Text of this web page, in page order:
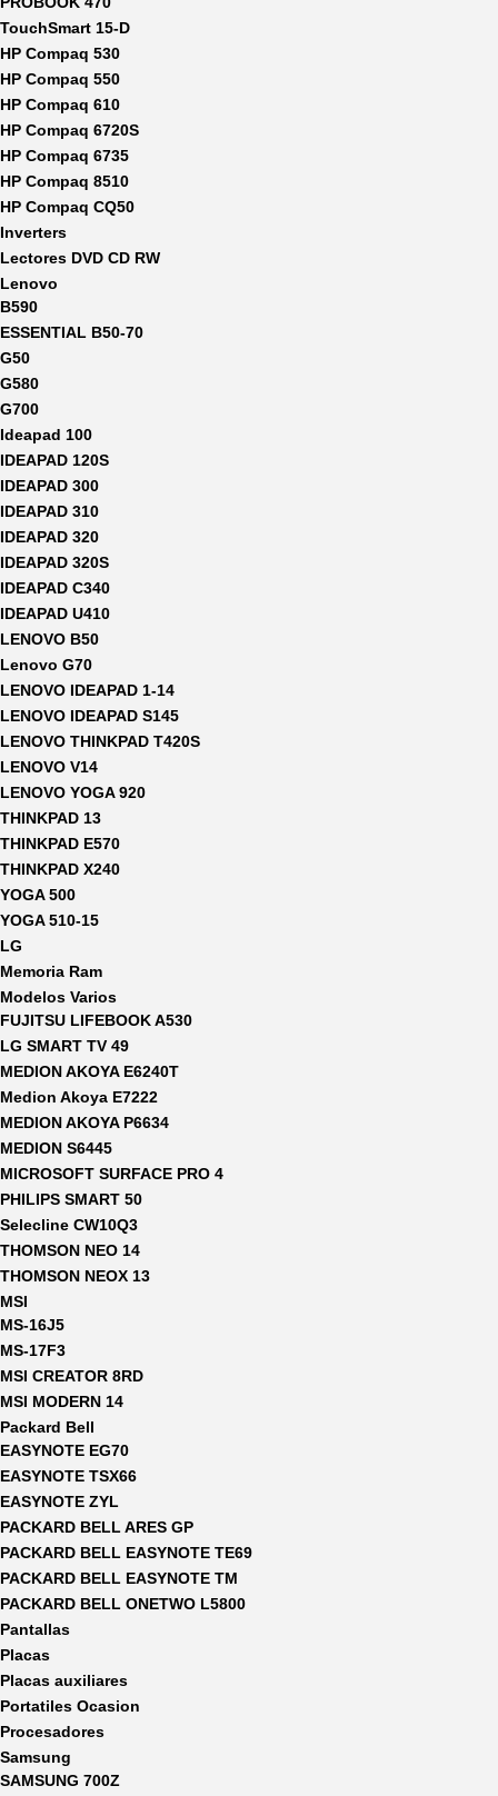
TouchSmart 15-D
HP Compaq 530
HP Compaq 550
HP Compaq 610
HP Compaq 6720S
HP Compaq 6735
HP Compaq 8510
HP Compaq CQ50
Inverters
Lectores DVD CD RW
Lenovo
B590
ESSENTIAL B50-70
G50
G580
G700
Ideapad 100
IDEAPAD 120S
IDEAPAD 300
IDEAPAD 310
IDEAPAD 320
IDEAPAD 320S
IDEAPAD C340
IDEAPAD U410
LENOVO B50
Lenovo G70
LENOVO IDEAPAD 1-14
LENOVO IDEAPAD S145
LENOVO THINKPAD T420S
LENOVO V14
LENOVO YOGA 920
THINKPAD 13
THINKPAD E570
THINKPAD X240
YOGA 500
YOGA 510-15
LG
Memoria Ram
Modelos Varios
FUJITSU LIFEBOOK A530
LG SMART TV 49
MEDION AKOYA E6240T
Medion Akoya E7222
MEDION AKOYA P6634
MEDION S6445
MICROSOFT SURFACE PRO 4
PHILIPS SMART 50
Selecline CW10Q3
THOMSON NEO 14
THOMSON NEOX 13
MSI
MS-16J5
MS-17F3
MSI CREATOR 8RD
MSI MODERN 14
Packard Bell
EASYNOTE EG70
EASYNOTE TSX66
EASYNOTE ZYL
PACKARD BELL ARES GP
PACKARD BELL EASYNOTE TE69
PACKARD BELL EASYNOTE TM
PACKARD BELL ONETWO L5800
Pantallas
Placas
Placas auxiliares
Portatiles Ocasion
Procesadores
Samsung
SAMSUNG 700Z